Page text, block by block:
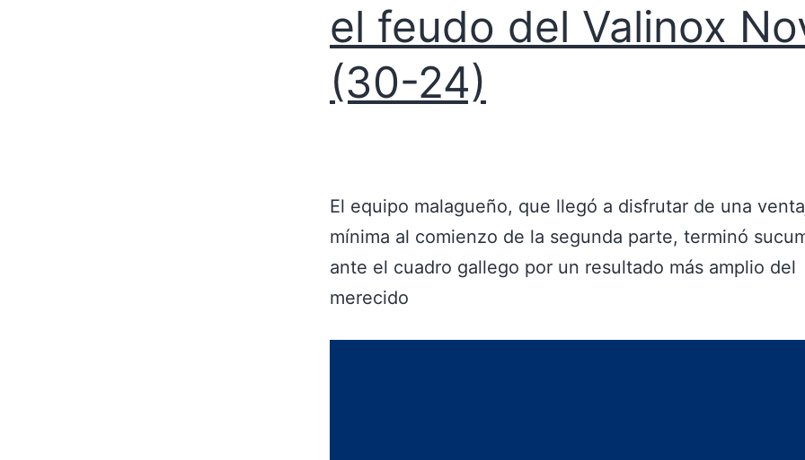
el feudo del Valinox
(30-24)
El equipo malagueño, que llegó a disfrutar de una
mínima al comienzo de la segunda parte, terminó
ante el cuadro gallego por un resultado más amplio del
merecido